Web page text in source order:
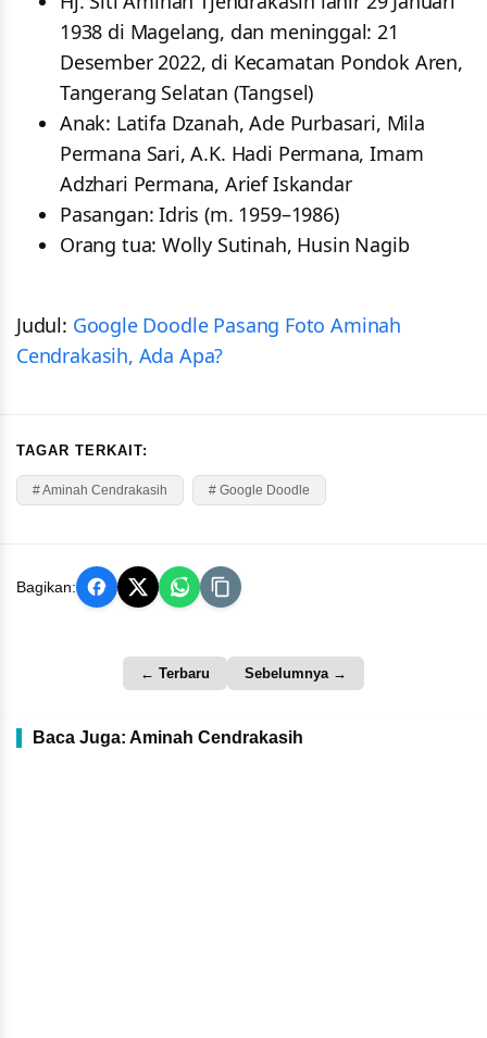
1938 di Magelang, dan meninggal: 21
Desember 2022, di Kecamatan Pondok Aren,
Tangerang Selatan (Tangsel)
Anak: Latifa Dzanah, Ade Purbasari, Mila
Permana Sari, A.K. Hadi Permana, Imam
Adzhari Permana, Arief Iskandar
Pasangan: Idris (m. 1959–1986)
Orang tua: Wolly Sutinah, Husin Nagib
Judul: Google Doodle Pasang Foto Aminah
Cendrakasih, Ada Apa?
TAGAR TERKAIT:
# Aminah Cendrakasih # Google Doodle
Bagikan:
← Terbaru Sebelumnya →
Baca Juga: Aminah Cendrakasih